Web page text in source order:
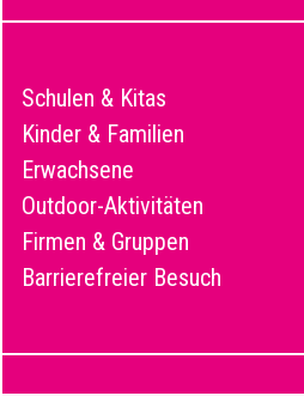
Schulen & Kitas
Kinder & Familien
Erwachsene
Outdoor-Aktivitäten
Firmen & Gruppen
Barrierefreier Besuch